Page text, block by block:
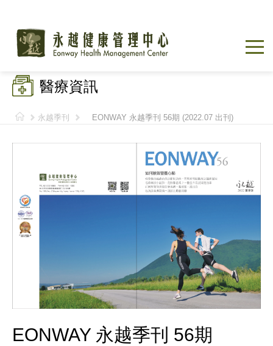
醫療資訊
永越季刊 EONWAY 永越季刊 56期 (2022.07 出刊)
EONWAY 永越季刊 56期